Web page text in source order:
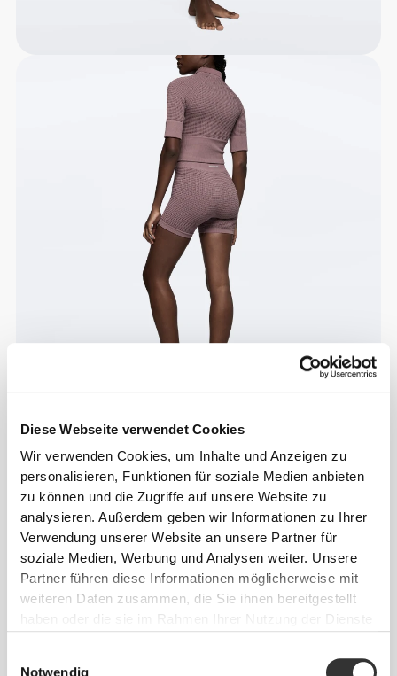
Diese Webseite verwendet Cookies
Wir verwenden Cookies, um Inhalte und Anzeigen zu
personalisieren, Funktionen für soziale Medien anbieten
zu können und die Zugriffe auf unsere Website zu
analysieren. Außerdem geben wir Informationen zu Ihrer
Verwendung unserer Website an unsere Partner für
soziale Medien, Werbung und Analysen weiter. Unsere
Partner führen diese Informationen möglicherweise mit
weiteren Daten zusammen, die Sie ihnen bereitgestellt
haben oder die sie im Rahmen Ihrer Nutzung der Dienste
Notwendig